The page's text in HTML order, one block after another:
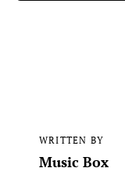
WRITTEN BY
Music Box